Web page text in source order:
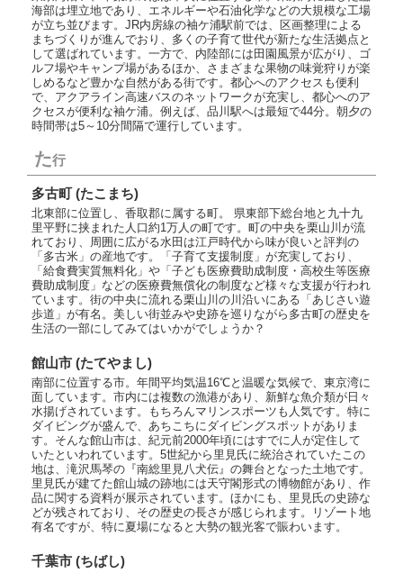
海部は埋立地であり、エネルギーや石油化学などの大規模な工場
が立ち並びます。JR内房線の袖ケ浦駅前では、区画整理による
まちづくりが進んでおり、多くの子育て世代が新たな生活拠点と
して選ばれています。一方で、内陸部には田園風景が広がり、ゴ
ルフ場やキャンプ場があるほか、さまざまな果物の味覚狩りが楽
しめるなど豊かな自然がある街です。都心へのアクセスも便利
で、アクアライン高速バスのネットワークが充実し、都心へのア
クセスが便利な袖ケ浦。例えば、品川駅へは最短で44分。朝夕の
時間帯は5～10分間隔で運行しています。
た行
多古町 (たこまち)
北東部に位置し、香取郡に属する町。 県東部下総台地と九十九
里平野に挟まれた人口約1万人の町です。町の中央を栗山川が流
れており、周囲に広がる水田は江戸時代から味が良いと評判の
「多古米」の産地です。「子育て支援制度」が充実しており、
「給食費実質無料化」や「子ども医療費助成制度・高校生等医療
費助成制度」などの医療費無償化の制度など様々な支援が行われ
ています。街の中央に流れる栗山川の川沿いにある「あじさい遊
歩道」が有名。美しい街並みや史跡を巡りながら多古町の歴史を
生活の一部にしてみてはいかがでしょうか？
館山市 (たてやまし)
南部に位置する市。年間平均気温16℃と温暖な気候で、東京湾に
面しています。市内には複数の漁港があり、新鮮な魚介類が日々
水揚げされています。もちろんマリンスポーツも人気です。特に
ダイビングが盛んで、あちこちにダイビングスポットがありま
す。そんな館山市は、紀元前2000年頃にはすでに人が定住して
いたといわれています。5世紀から里見氏に統治されていたこの
地は、滝沢馬琴の『南総里見八犬伝』の舞台となった土地です。
里見氏が建てた館山城の跡地には天守閣形式の博物館があり、作
品に関する資料が展示されています。ほかにも、里見氏の史跡な
どが残されており、その歴史の長さが感じられます。リゾート地
有名ですが、特に夏場になると大勢の観光客で賑わいます。
千葉市 (ちばし)